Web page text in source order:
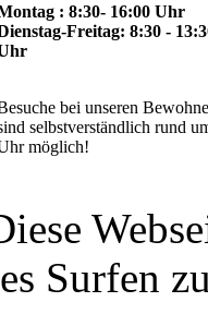
: 8:30- 16:00 Uhr
Freitag: 8:30 -
bei unseren
selbstverständlich rund
möglich!
Surfen